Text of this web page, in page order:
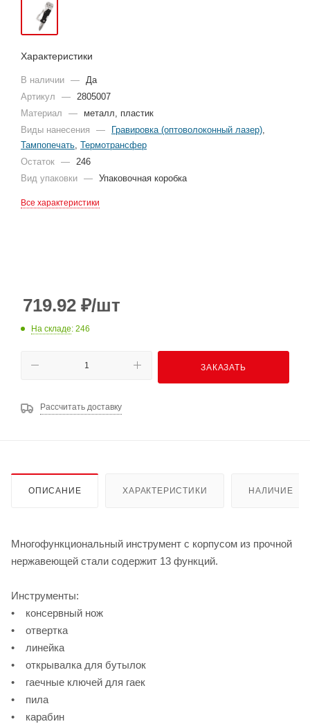
Характеристики
В наличии —
Да
Артикул
—
2805007
Материал
—
металл, пластик
Виды нанесения
— Гравировка (оптоволоконный лазер)
Тампопечать Термотрансфер
Остаток —
246
Вид упаковки — Упаковочная коробка
Все характеристики
719.92 ₽/шт
На складе: 246
ЗАКАЗАТЬ
Рассчитать доставку
ОПИСАНИЕ ХАРАКТЕРИСТИКИ НАЛИЧИЕ
Многофункциональный инструмент с корпусом из прочной
нержавеющей стали содержит 13 функций.
Инструменты:
• консервный нож
• отвертка
• линейка
• открывалка для бутылок
• гаечные ключей для гаек
• пила
• карабин